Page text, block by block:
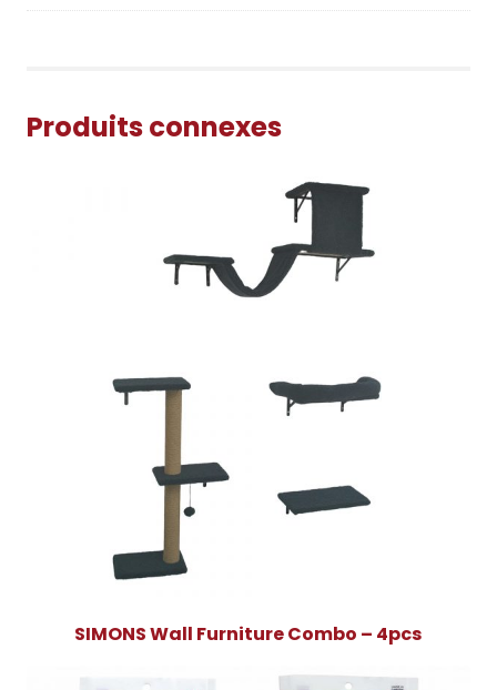
Produits connexes
SIMONS Wall Furniture Combo – 4pcs